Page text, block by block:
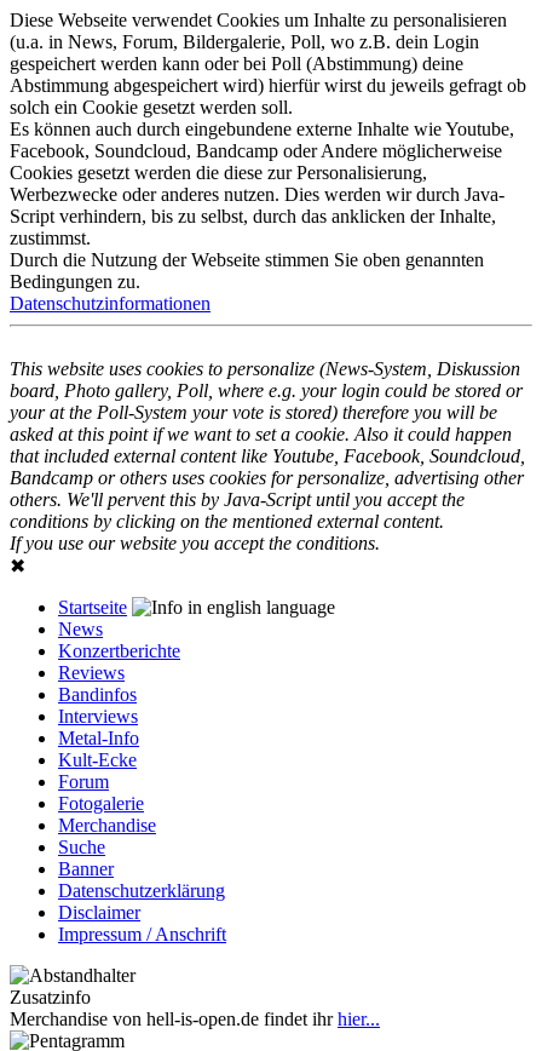
Diese Webseite verwendet Cookies um Inhalte zu personalisieren
(u.a. in News, Forum, Bildergalerie, Poll, wo z.B. dein Login
gespeichert werden kann oder bei Poll (Abstimmung) deine
Abstimmung abgespeichert wird) hierfür wirst du jeweils gefragt ob
solch ein Cookie gesetzt werden soll.
Es können auch durch eingebundene externe Inhalte wie Youtube,
Facebook, Soundcloud, Bandcamp oder Andere möglicherweise
Cookies gesetzt werden die diese zur Personalisierung,
Werbezwecke oder anderes nutzen. Dies werden wir durch Java-
Script verhindern, bis zu selbst, durch das anklicken der Inhalte,
zustimmst.
Durch die Nutzung der Webseite stimmen Sie oben genannten
Bedingungen zu.
Datenschutzinformationen
This website uses cookies to personalize (News-System, Diskussion
board, Photo gallery, Poll, where e.g. your login could be stored or
your at the Poll-System your vote is stored) therefore you will be
asked at this point if we want to set a cookie. Also it could happen
that included external content like Youtube, Facebook, Soundcloud,
Bandcamp or others uses cookies for personalize, advertising other
others. We'll pervent this by Java-Script until you accept the
conditions by clicking on the mentioned external content.
If you use our website you accept the conditions.
✖
Startseite
News
Konzertberichte
Reviews
Bandinfos
Interviews
Metal-Info
Kult-Ecke
Forum
Fotogalerie
Merchandise
Suche
Banner
Datenschutzerklärung
Disclaimer
Impressum / Anschrift
Zusatzinfo
Merchandise von hell-is-open.de findet ihrhier...